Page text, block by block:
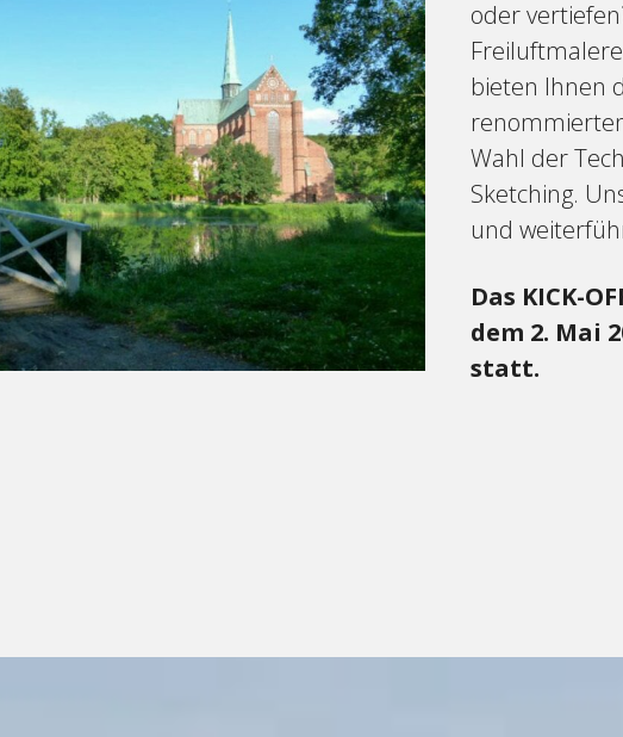
oder
bieten Ihnen
Wahl der
Sketching.
und
Das KICK-
dem 2. Mai
statt.